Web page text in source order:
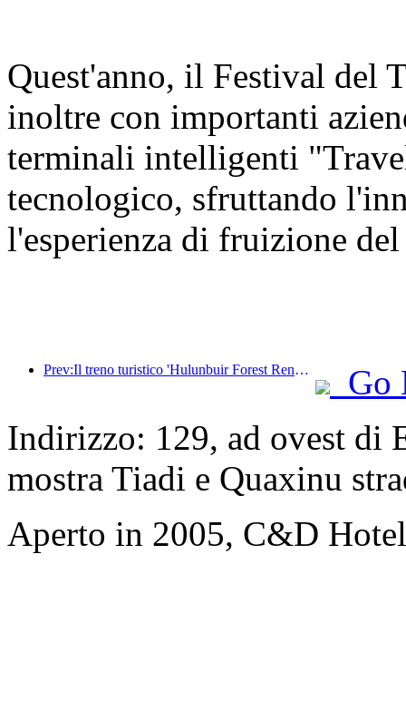
Quest'anno, il Festival del
inoltre con importanti
terminali intelligenti
tecnologico, sfruttando
l'esperienza di fruizione
Prev:Il treno turistico 'Hulunbuir Forest Rendezvous - Daxinganling Express - Starlight Train - Tianyi Journey' effettua il suo viaggio inaugurale.
Go
Indirizzo: 129, ad ovest di
mostra Tiadi e Quaxinu
Aperto in 2005, C&D